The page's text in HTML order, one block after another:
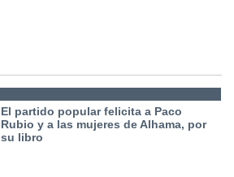
El partido popular felicita a Paco
Rubio y a las mujeres de Alhama, por
su libro